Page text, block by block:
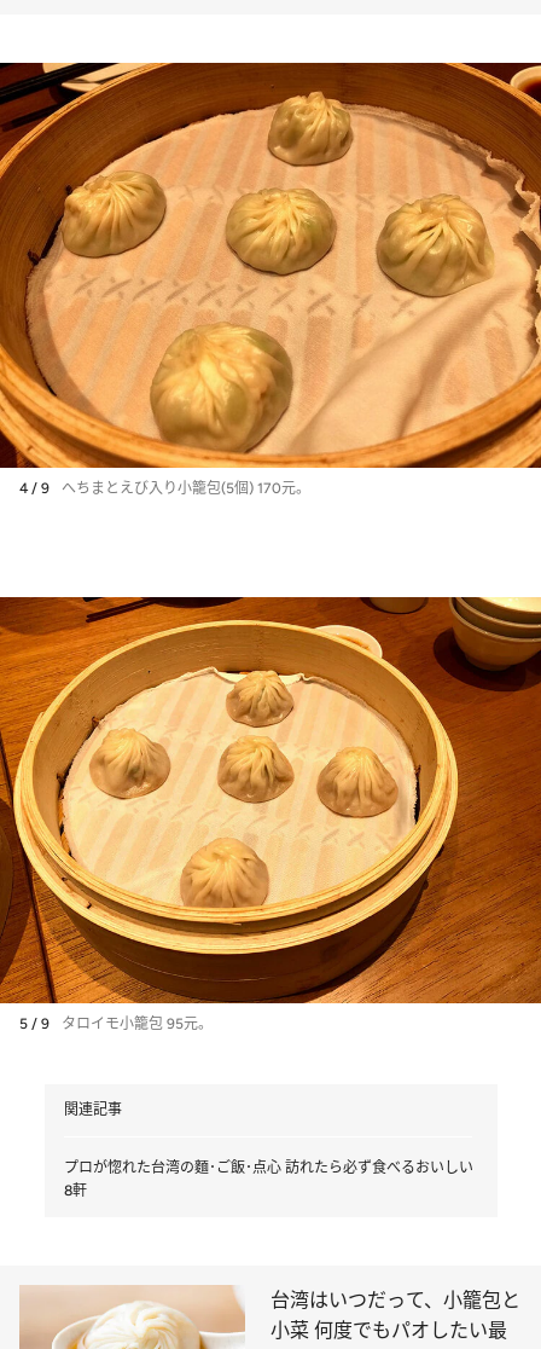
4 / 9 へちまとえび入り小籠包(5個) 170元。
5 / 9 タロイモ小籠包 95元。
関連記事
プロが惚れた台湾の麵･ご飯･点心 訪れたら必ず食べるおいしい
8軒
台湾はいつだって、小籠包と
小菜 何度でもパオしたい最